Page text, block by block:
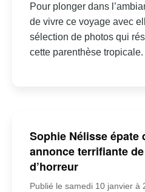
Pour plonger dans
de vivre ce voyage avec
sélection de photos qui
cette parenthèse tropicale.
Sophie Nélisse épate
annonce terrifiante
d’horreur
Publié le samedi 10 janvier à